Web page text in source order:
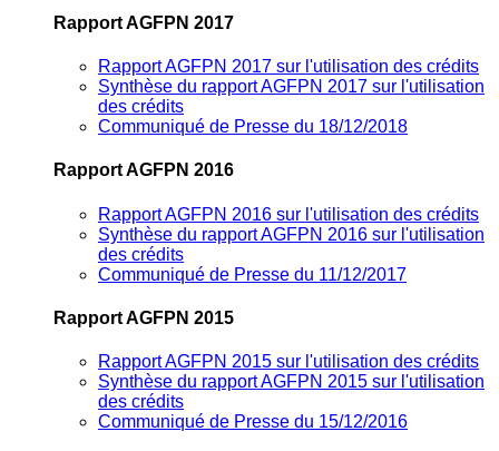
Rapport AGFPN 2017
Rapport AGFPN 2017 sur l'utilisation des crédits
Synthèse du rapport AGFPN 2017 sur l'utilisation
des crédits
Communiqué de Presse du 18/12/2018
Rapport AGFPN 2016
Rapport AGFPN 2016 sur l'utilisation des crédits
Synthèse du rapport AGFPN 2016 sur l'utilisation
des crédits
Communiqué de Presse du 11/12/2017
Rapport AGFPN 2015
Rapport AGFPN 2015 sur l'utilisation des crédits
Synthèse du rapport AGFPN 2015 sur l'utilisation
des crédits
Communiqué de Presse du 15/12/2016